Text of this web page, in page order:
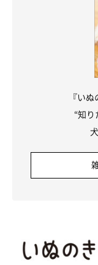
『い
“知り